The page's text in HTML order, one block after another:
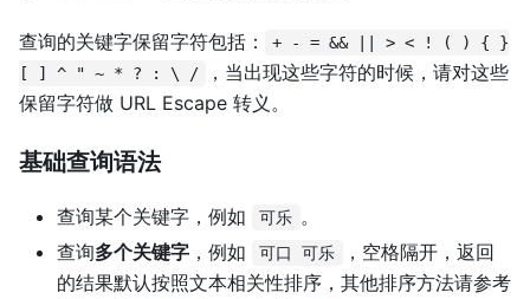
查询的关键字保留字符包括：
+ - = && || > < ! ( ) { }
[ ] ^ " ~ * ? : \ /
，当出现这些字符的时候，请对这些
保留字符做 URL Escape 转义。
基础查询语法
查询某个关键字，例如 可乐 。
查询多个关键字 ，例如 可口 可乐
，空格隔开，返回
的结果默认按照文本相关性排序，其他排序方法请参考